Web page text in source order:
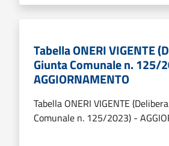
Tabella ONERI VIGENTE
Giunta Comunale n. 125/
AGGIORNAMENTO
Tabella ONERI VIGENTE
Comunale n. 125/2023) -